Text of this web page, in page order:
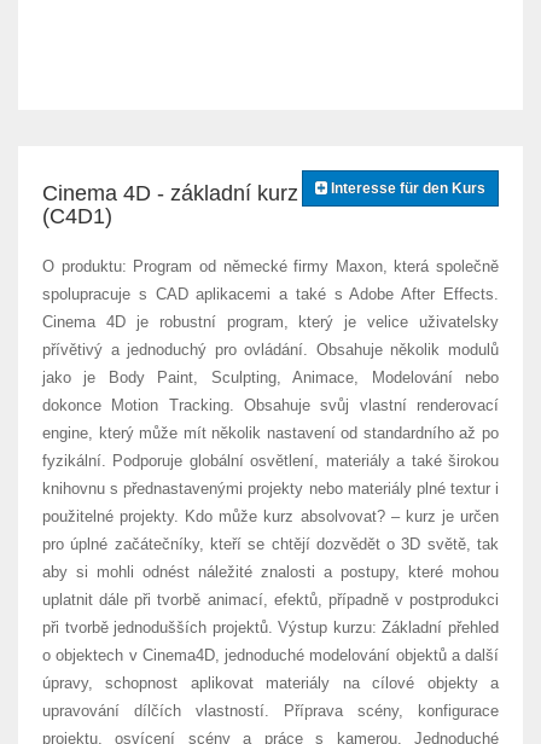
Interesse für den Kurs
Cinema 4D - základní kurz
(C4D1)
O produktu: Program od německé firmy Maxon, která společně
spolupracuje s CAD aplikacemi a také s Adobe After Effects.
Cinema 4D je robustní program, který je velice uživatelsky
přívětivý a jednoduchý pro ovládání. Obsahuje několik modulů
jako je Body Paint, Sculpting, Animace, Modelování nebo
dokonce Motion Tracking. Obsahuje svůj vlastní renderovací
engine, který může mít několik nastavení od standardního až po
fyzikální. Podporuje globální osvětlení, materiály a také širokou
knihovnu s přednastavenými projekty nebo materiály plné textur i
použitelné projekty. Kdo může kurz absolvovat? – kurz je určen
pro úplné začátečníky, kteří se chtějí dozvědět o 3D světě, tak
aby si mohli odnést náležité znalosti a postupy, které mohou
uplatnit dále při tvorbě animací, efektů, případně v postprodukci
při tvorbě jednodušších projektů. Výstup kurzu: Základní přehled
o objektech v Cinema4D, jednoduché modelování objektů a další
úpravy, schopnost aplikovat materiály na cílové objekty a
upravování dílčích vlastností. Příprava scény, konfigurace
projektu, osvícení scény a práce s kamerou. Jednoduché